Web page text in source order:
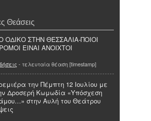
Θεάσεις
ΟΔΙΚΟ ΣΤΗΝ ΘΕΣΣΑΛΙΑ-ΠΟΙΟΙ
ΕΙΝΑΙ ΑΝΟΙΧΤΟΙ
- τελευταία θέαση [timestamp]
την Πέμπτη 12 Ιουλίου με
Δροσερή Κωμωδία «Υπόσχεση
στην Αυλή του Θεάτρου